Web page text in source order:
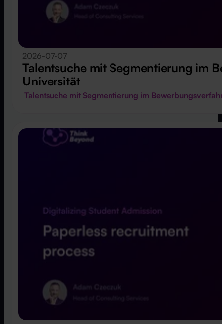
2026-07-07
Talentsuche mit Segmentierung im
Universität
Talentsuche mit Segmentierung im